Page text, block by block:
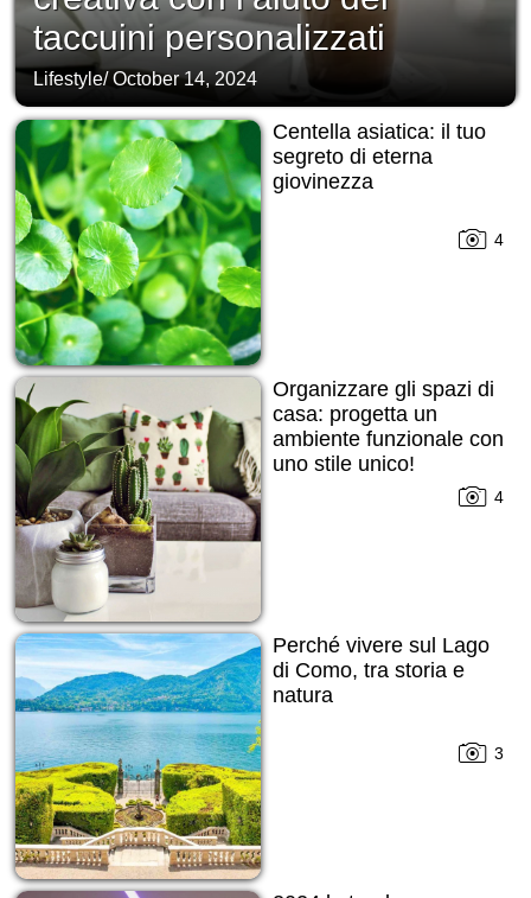
taccuini personalizzati
Lifestyle/October 14, 2024
Centella asiatica: il tuo
segreto di eterna
giovinezza
4
Organizzare gli spazi di
casa: progetta un
ambiente funzionale con
uno stile unico!
4
Perché vivere sul Lago
di Como, tra storia e
natura
3